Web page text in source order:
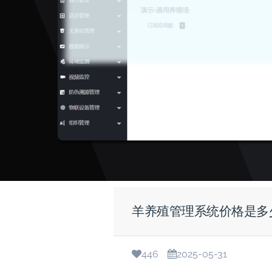
羊养殖管理系统价格是多
446 2025-05-31